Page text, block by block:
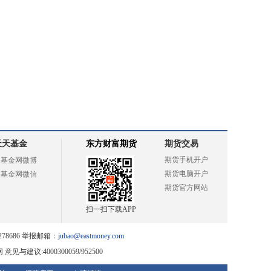
天基金
金网微博
金网微信
东方财富期货
扫一扫下载APP
期货交易
期货手机开户
期货电脑开户
期货官方网站
举报邮箱： jubao@eastmoney.com
意见与建议:4000300059/952500